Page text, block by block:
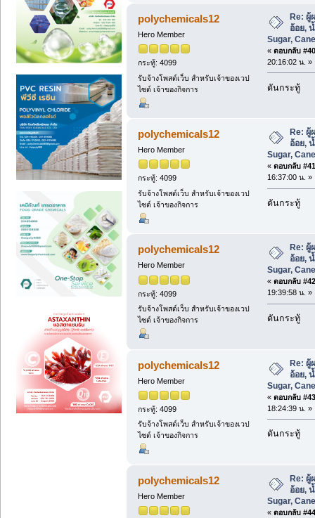
polychemicals12
Hero Member
กระทู้: 4099
รับจ้างโพสต์เว็บ สำหรับเจ้าของเวป
ไซต์ เจ้าของกิจการ
Re:
อ้อย,
Sugar,
« ตอบกลับ
20:16:02 น. »
ดันกระทู้
polychemicals12
Hero Member
กระทู้: 4099
รับจ้างโพสต์เว็บ สำหรับเจ้าของเวป
ไซต์ เจ้าของกิจการ
Re:
อ้อย,
Sugar,
« ตอบกลับ
16:37:00 น. »
ดันกระทู้
polychemicals12
Hero Member
กระทู้: 4099
รับจ้างโพสต์เว็บ สำหรับเจ้าของเวป
ไซต์ เจ้าของกิจการ
Re:
อ้อย,
Sugar,
« ตอบกลับ
19:39:58 น. »
ดันกระทู้
polychemicals12
Hero Member
กระทู้: 4099
รับจ้างโพสต์เว็บ สำหรับเจ้าของเวป
ไซต์ เจ้าของกิจการ
Re: ผู้
อ้อย,
Sugar,
« ตอบกลับ
18:24:39 น. »
ดันกระทู้
polychemicals12
Hero Member
Re: ผู้
อ้อย,
Sugar,
« ตอบกลับ